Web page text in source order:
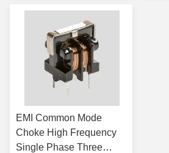
EMI Common Mode
Choke High Frequency
Single Phase Three